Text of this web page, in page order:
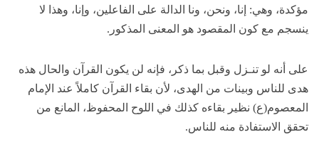
مؤكدة، وهي: إنا، ونحن، ونا الدالة على الفاعلين، وإنا، وهذا لا
ينسجم مع كون المقصود هو المعنى المذكور.
على أنه لو تنـزل وقبل بما ذكر، فإنه لن يكون القرآن والحال هذه
هدى للناس وبينات من الهدى، لأن بقاء القرآن كاملاً عند الإمام
المعصوم(ع) نظير بقاءه كذلك في اللوح المحفوظ، المانع من
تحقق الاستفادة منه للناس.